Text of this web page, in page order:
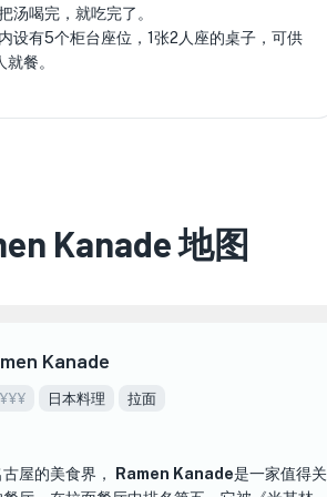
汤喝完，就吃完了。
设有5个柜台座位，1张2人座的桌子，可供
就餐。
Kanade 地图
Kanade
日本料理 拉面
屋的美食界， Ramen Kanade是一家值得关